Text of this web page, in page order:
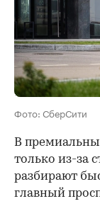
Фото: СберСити
В
только из-за
разбирают
главный